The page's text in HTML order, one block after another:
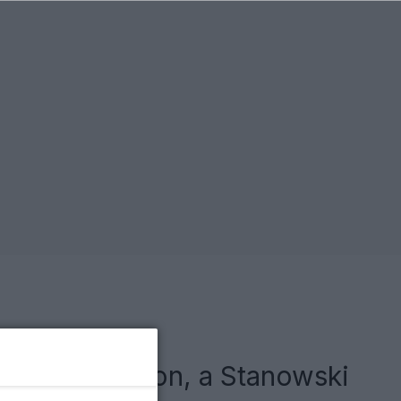
telefon, a Stanowski